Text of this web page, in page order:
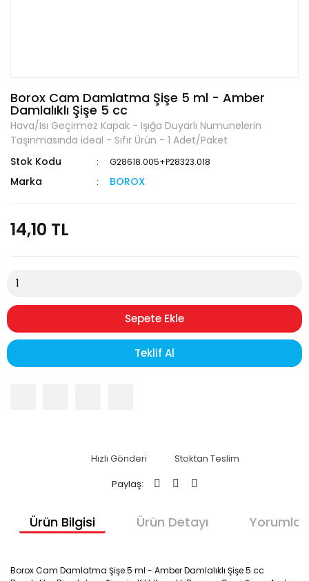
Borox Cam Damlatma Şişe 5 ml - Amber
Damlalıklı Şişe 5 cc
Hava/Isı Geçirmez Kapak - Işığa Duyarlı Numunelerin
Taşınmasında ideal - Sıfır Ürün - 1 Adet/Paket
Stok Kodu
G28618.005+P28323.018
Marka BOROX
14,10 TL
Sepete Ekle
Teklif Al
Hızlı Gönderi
Stoktan Teslim
Paylaş:
Ürün Bilgisi Ürün Detayı Yorumlar
Borox Cam Damlatma Şişe 5 ml - Amber Damlalıklı Şişe 5 cc